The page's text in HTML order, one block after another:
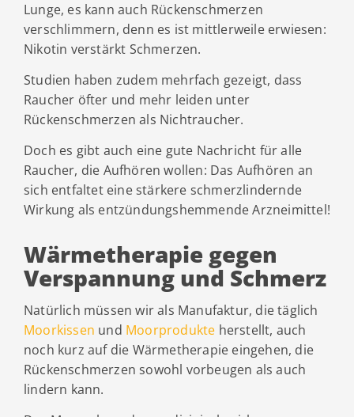
Lunge, es kann auch Rückenschmerzen
verschlimmern, denn es ist mittlerweile erwiesen:
Nikotin verstärkt Schmerzen.
Studien haben zudem mehrfach gezeigt, dass
Raucher öfter und mehr leiden unter
Rückenschmerzen als Nichtraucher.
Doch es gibt auch eine gute Nachricht für alle
Raucher, die Aufhören wollen: Das Aufhören an
sich entfaltet eine stärkere schmerzlindernde
Wirkung als entzündungshemmende Arzneimittel!
Wärmetherapie gegen
Verspannung und Schmerz
Natürlich müssen wir als Manufaktur, die täglich
Moorkissen und Moorprodukte herstellt, auch
noch kurz auf die Wärmetherapie eingehen, die
Rückenschmerzen sowohl vorbeugen als auch
lindern kann.